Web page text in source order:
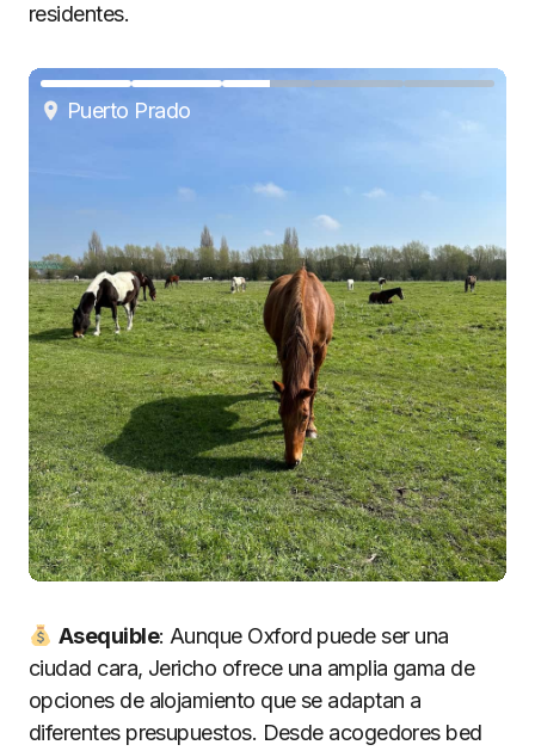
residentes.
Puerto Prado
Puerto Prado
Asequible: Aunque Oxford puede ser una
ciudad cara, Jericho ofrece una amplia gama de
opciones de alojamiento que se adaptan a
diferentes presupuestos. Desde acogedores bed